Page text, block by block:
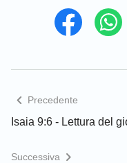
Dovreste
bestemmiare lo
arroganti, bensì
Vi consiglio di
Precedente
Isaia 9:6 - Lettura del
Successiva